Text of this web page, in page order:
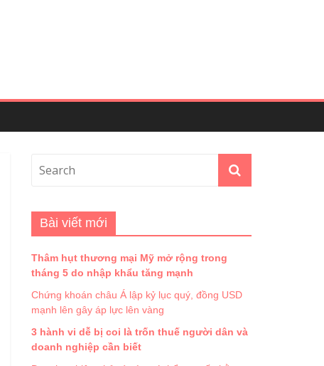
Bài viết mới
Thâm hụt thương mại Mỹ mở rộng trong
tháng 5 do nhập khẩu tăng mạnh
Chứng khoán châu Á lập kỷ lục quý, đồng USD
mạnh lên gây áp lực lên vàng
3 hành vi dễ bị coi là trốn thuế người dân và
doanh nghiệp cần biết